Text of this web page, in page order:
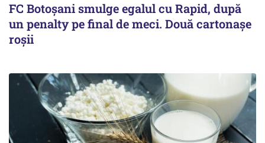
FC Botoşani smulge egalul cu Rapid, după
un penalty pe final de meci. Două cartonaşe
roşii